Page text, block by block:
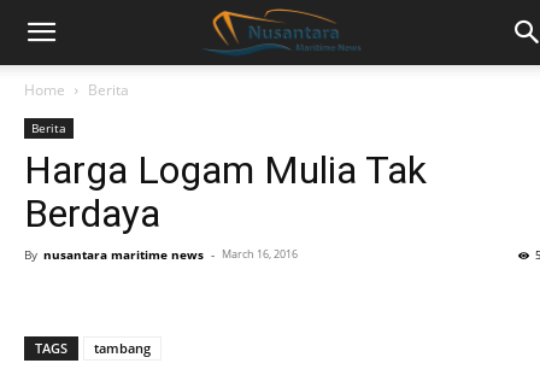
Home Berita
Berita
Harga Logam Mulia Tak
Berdaya
By nusantara maritime news - March 16, 2016
TAGS tambang